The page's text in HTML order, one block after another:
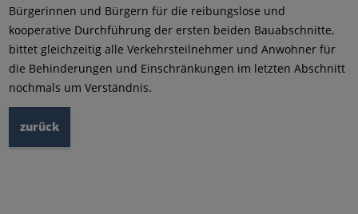
Bürgerinnen und Bürgern für die reibungslose und
kooperative Durchführung der ersten beiden Bauabschnitte,
bittet gleichzeitig alle Verkehrsteilnehmer und Anwohner für
die Behinderungen und Einschränkungen im letzten Abschnitt
nochmals um Verständnis.
zurück